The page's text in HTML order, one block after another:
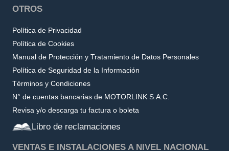
OTROS
Política de Privacidad
Política de Cookies
Manual de Protección y Tratamiento de Datos Personales
Política de Seguridad de la Información
Términos y Condiciones
N° de cuentas bancarias de MOTORLINK S.A.C.
Revisa y/o descarga tu factura o boleta
Libro de reclamaciones
VENTAS E INSTALACIONES A NIVEL NACIONAL